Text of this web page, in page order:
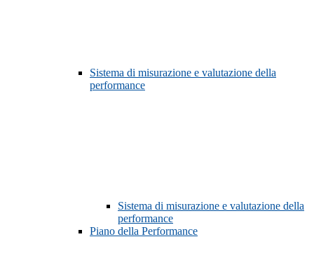
Sistema di misurazione e valutazione della
performance
Sistema di misurazione e valutazione della
performance
Piano della Performance